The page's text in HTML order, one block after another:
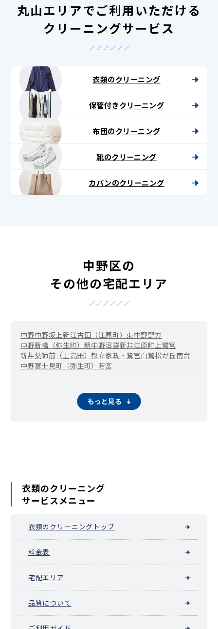
丸山エリアでご利用いただける
クリーニングサービス
衣類のクリーニング
保管付きクリーニング
布団のクリーニング
靴のクリーニング
カバンのクリーニング
中野区の
その他の宅配エリア
中野中野坂上新江古田（江原町）東中野野方
中野新橋（弥生町） 新中野沼袋新井江原町上鷺宮
新井薬師前（上高田）都立家政・鷺宮白鷺松が丘南台
中野富士見町（弥生町） 若宮
もっと見る
衣類のクリーニング
サービスメニュー
衣類のクリーニングトップ
料金表
宅配エリア
品質について